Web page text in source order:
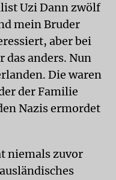
Uzi Dann zwölf
mein Bruder
aber bei
das anders. Nun
Die waren
der Familie
Nazis ermordet
niemals zuvor